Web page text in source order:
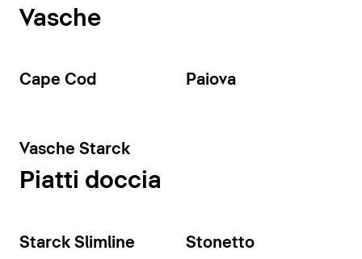
Vasche
Cape Cod Paiova
Vasche Starck
Piatti doccia
Starck Slimline Stonetto